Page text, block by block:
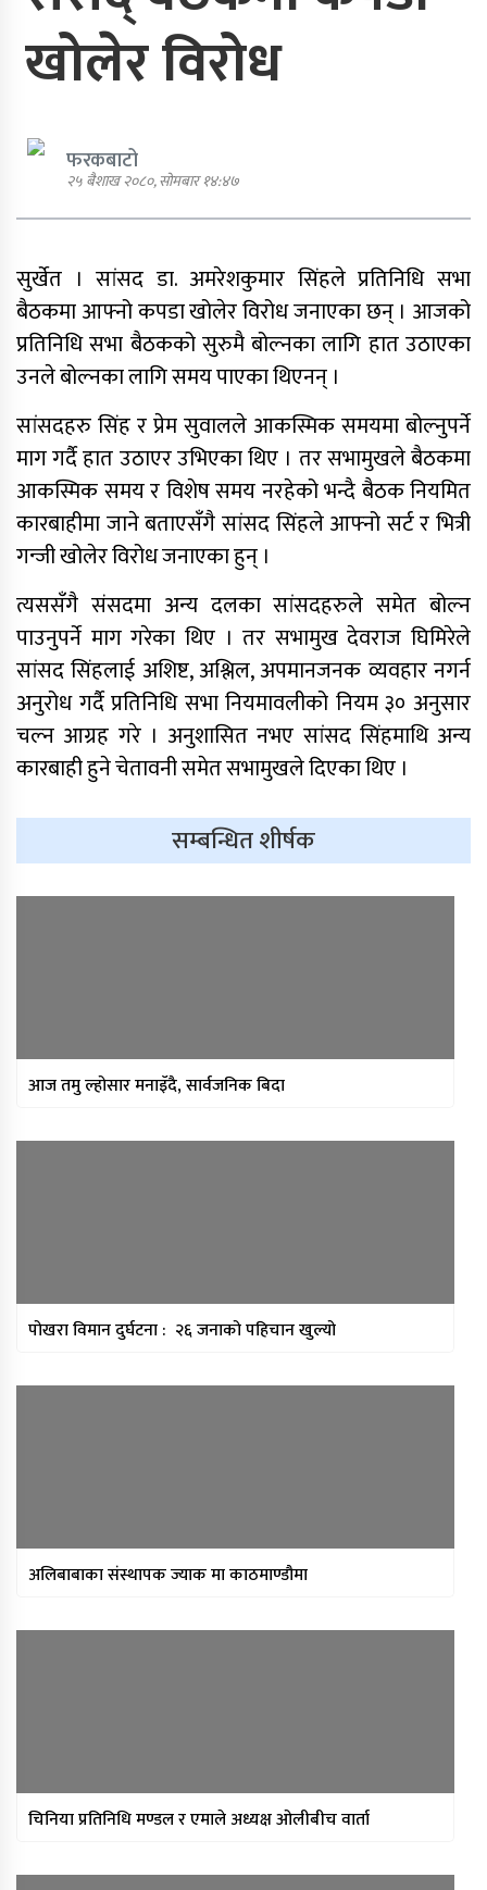
एमालेले प्रदेशबाट सुझाव सङ्कलन थाल्यो
पूर्व गृहमन्त्री गुरुङमाथि छानबिन गर्न
गठित समितिले प्रतिवेदन सरकारलाई
बुझायो
साफ महिला च्याम्पियनशिपको
सेमिफाइनलबाटै बाहिरियो नेपाल
आगामी आर्थिक वर्षका लागि २१ खर्ब २४
अर्ब ३४ करोड बजेट सार्वजनिक
आज सुनचाँदीको भाउ घट्यो
थप ३०४ जना सहकारी पीडितले फिर्ता पाए
प्रधानन्यायाधीशमा मनोजकुमार शर्माको
नाम सर्वसम्मत अनुमोदन
खोलेर विरोध
फरकबाटो
२५ बैशाख २०८०, सोमबार १४:४७
सुर्खेत । सांसद डा. अमरेशकुमार सिंहले प्रतिनिधि सभा
बैठकमा आफ्नो कपडा खोलेर विरोध जनाएका छन् । आजको
प्रतिनिधि सभा बैठकको सुरुमै बोल्नका लागि हात उठाएका
उनले बोल्नका लागि समय पाएका थिएनन् ।
सांसदहरु सिंह र प्रेम सुवालले आकस्मिक समयमा बोल्नुपर्ने
माग गर्दै हात उठाएर उभिएका थिए । तर सभामुखले बैठकमा
आकस्मिक समय र विशेष समय नरहेको भन्दै बैठक नियमित
कारबाहीमा जाने बताएसँगै सांसद सिंहले आफ्नो सर्ट र भित्री
गन्जी खोलेर विरोध जनाएका हुन् ।
त्यससँगै संसदमा अन्य दलका सांसदहरुले समेत बोल्न
पाउनुपर्ने माग गरेका थिए । तर सभामुख देवराज घिमिरेले
सांसद सिंहलाई अशिष्ट, अश्लिल, अपमानजनक व्यवहार नगर्न
अनुरोध गर्दै प्रतिनिधि सभा नियमावलीको नियम ३० अनुसार
चल्न आग्रह गरे । अनुशासित नभए सांसद सिंहमाथि अन्य
कारबाही हुने चेतावनी समेत सभामुखले दिएका थिए ।
सम्बन्धित शीर्षक
आज तमु ल्होसार मनाइँदै, सार्वजनिक बिदा
पोखरा विमान दुर्घटना : २६ जनाको पहिचान खुल्यो
अलिबाबाका संस्थापक ज्याक मा काठमाण्डौमा
चिनिया प्रतिनिधि मण्डल र एमाले अध्यक्ष ओलीबीच वार्ता